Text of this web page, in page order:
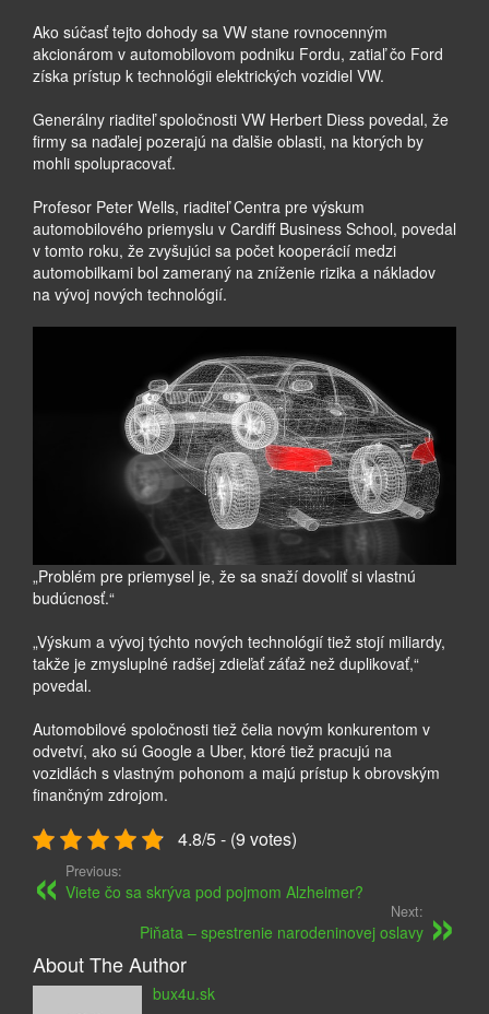
Ako súčasť tejto dohody sa VW stane rovnocenným
akcionárom v automobilovom podniku Fordu, zatiaľ čo Ford
získa prístup k technológii elektrických vozidiel VW.
Generálny riaditeľ spoločnosti VW Herbert Diess povedal, že
firmy sa naďalej pozerajú na ďalšie oblasti, na ktorých by
mohli spolupracovať.
Profesor Peter Wells, riaditeľ Centra pre výskum
automobilového priemyslu v Cardiff Business School, povedal
v tomto roku, že zvyšujúci sa počet kooperácií medzi
automobilkami bol zameraný na zníženie rizika a nákladov
na vývoj nových technológií.
„Problém pre priemysel je, že sa snaží dovoliť si vlastnú
budúcnosť.“
„Výskum a vývoj týchto nových technológií tiež stojí miliardy,
takže je zmysluplné radšej zdieľať záťaž než duplikovať,“
povedal.
Automobilové spoločnosti tiež čelia novým konkurentom v
odvetví, ako sú Google a Uber, ktoré tiež pracujú na
vozidlách s vlastným pohonom a majú prístup k obrovským
finančným zdrojom.
4.8/5 - (9 votes)
Previous:
Viete čo sa skrýva pod pojmom Alzheimer?
Next:
Piňata – spestrenie narodeninovej oslavy
About The Author
bux4u.sk